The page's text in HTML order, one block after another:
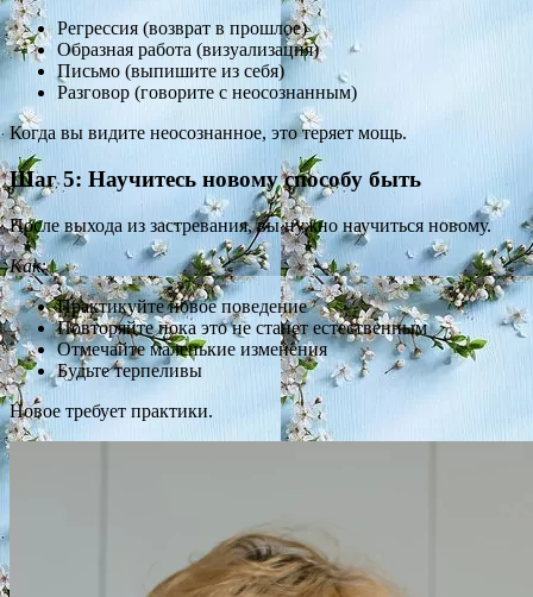
Регрессия (возврат в прошлое)
Образная работа (визуализация)
Письмо (выпишите из себя)
Разговор (говорите с неосознанным)
Когда вы видите неосознанное, это теряет мощь.
Шаг 5: Научитесь новому способу быть
После выхода из застревания, вы нужно научиться новому.
Как:
Практикуйте новое поведение
Повторяйте пока это не станет естественным
Отмечайте маленькие изменения
Будьте терпеливы
Новое требует практики.